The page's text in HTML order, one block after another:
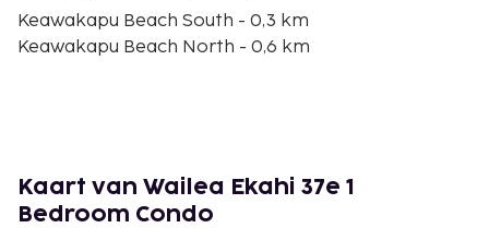
Keawakapu Beach South - 0,3 km
Keawakapu Beach North - 0,6 km
Kamaole Beach Park 2 - 2,2 km
Ulua Beach - 2,3 km
Kaart van Wailea Ekahi 37e 1
Bedroom Condo